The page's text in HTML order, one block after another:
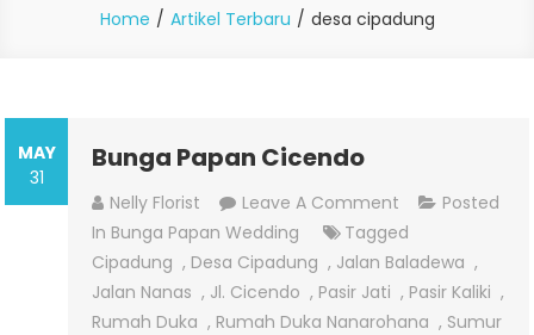
Home Artikel Terbaru desa cipadung
MAY
31
Bunga Papan Cicendo
Nelly Florist Leave A Comment On
Bunga
Papan
Cicendo
Posted
In Bunga Papan Wedding
Tagged
Cipadung , Desa Cipadung , Jalan Baladewa ,
Jalan Nanas , Jl. Cicendo , Pasir Jati , Pasir Kaliki ,
Rumah Duka , Rumah Duka Nanarohana , Sumur